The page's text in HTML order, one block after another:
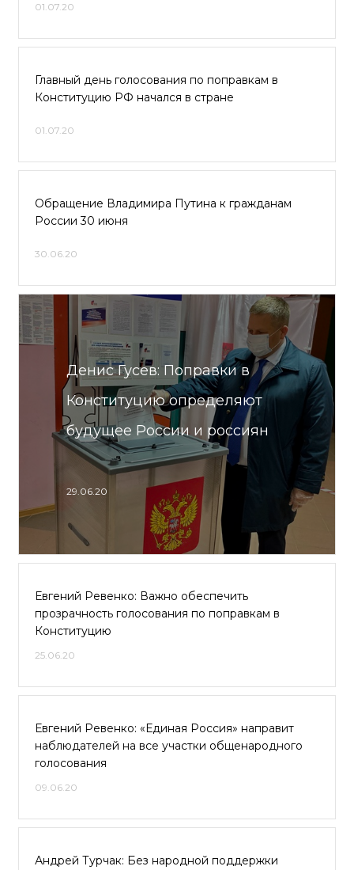
01.07.20
Главный день голосования по поправкам в
Конституцию РФ начался в стране
01.07.20
Обращение Владимира Путина к гражданам
России 30 июня
30.06.20
Денис Гусев: Поправки в
Конституцию определяют
будущее России и россиян
29.06.20
Евгений Ревенко: Важно обеспечить
прозрачность голосования по поправкам в
Конституцию
25.06.20
Евгений Ревенко: «Единая Россия» направит
наблюдателей на все участки общенародного
голосования
09.06.20
Андрей Турчак: Без народной поддержки